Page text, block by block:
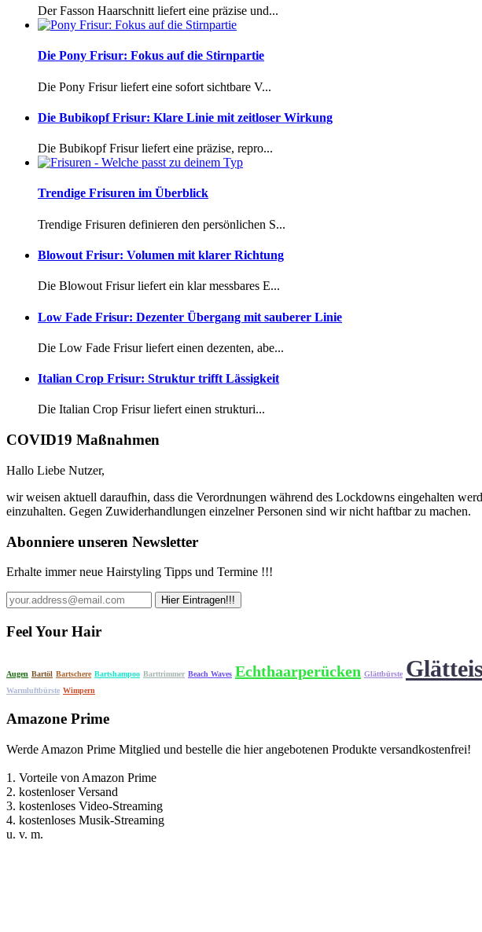
Der Fasson Haarschnitt liefert eine präzise und...
Die Pony Frisur: Fokus auf die Stirnpartie
Die Pony Frisur liefert eine sofort sichtbare V...
Die Bubikopf Frisur: Klare Linie mit zeitloser Wirkung
Die Bubikopf Frisur liefert eine präzise, repro...
Trendige Frisuren im Überblick
Trendige Frisuren definieren den persönlichen S...
Blowout Frisur: Volumen mit klarer Richtung
Die Blowout Frisur liefert ein klar messbares E...
Low Fade Frisur: Dezenter Übergang mit sauberer Linie
Die Low Fade Frisur liefert einen dezenten, abe...
Italian Crop Frisur: Struktur trifft Lässigkeit
Die Italian Crop Frisur liefert einen strukturi...
COVID19 Maßnahmen
Hallo Liebe Nutzer,
wir weisen aktuell daraufhin, dass die Verordnungen während des Lockdowns eingehalten
einzuhalten. Gegen Zuwiderhandlungen einzelner Personen sind wir nicht haftbar zu machen.
Abonniere unseren Newsletter
Erhalte immer neue Hairstyling Tipps und Termine !!!
Feel Your Hair
Augen Bartöl Bartschere Bartshampoo Barttrimmer Beach Waves Echthaarperücken Glättbürste
Warmluftbürste Wimpern
Amazone Prime
Werde Amazon Prime Mitglied und bestelle die hier angebotenen Produkte versandkostenfrei!
1. Vorteile von Amazon Prime
2. kostenloser Versand
3. kostenloses Video-Streaming
4. kostenloses Musik-Streaming
u. v. m.